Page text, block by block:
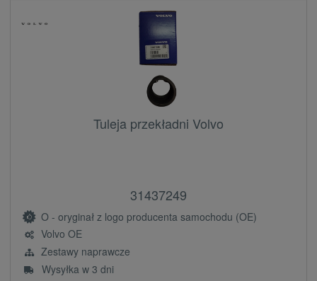
Tuleja przekładni Volvo
31437249
O - oryginał z logo producenta samochodu (OE)
Volvo OE
Zestawy naprawcze
Wysyłka w 3 dni